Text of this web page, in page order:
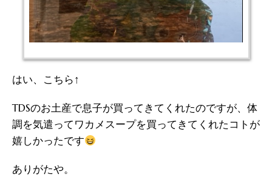
はい、こちら↑
TDSのお土産で息子が買ってきてくれたのですが、体
調を気遣ってワカメスープを買ってきてくれたコトが
嬉しかったです
ありがたや。